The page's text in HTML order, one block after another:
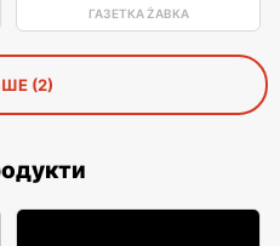
ГАЗЕТКА ŻABKA
(2)